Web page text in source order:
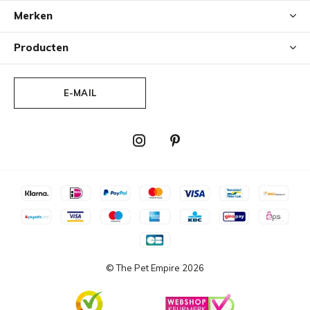
Merken
Producten
E-MAIL
© The Pet Empire 2026